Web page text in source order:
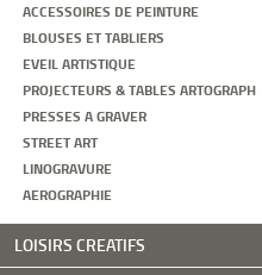
ACCESSOIRES DE PEINTURE
BLOUSES ET TABLIERS
EVEIL ARTISTIQUE
PROJECTEURS & TABLES ARTOGRAPH
PRESSES A GRAVER
STREET ART
LINOGRAVURE
AEROGRAPHIE
LOISIRS CREATIFS